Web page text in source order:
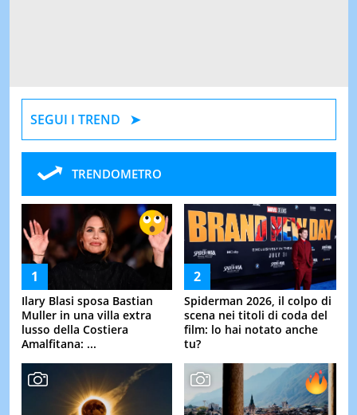
SEGUI I TREND
TRENDOMETRO
Ilary Blasi sposa Bastian
Muller in una villa extra
lusso della Costiera
Amalfitana: ...
Spiderman 2026, il colpo di
scena nei titoli di coda del
film: lo hai notato anche
tu?